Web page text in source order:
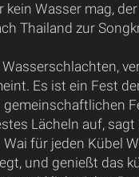
kein Wasser mag,
Thailand zur
Es ist ein Fest
gemeinschaftlichen
Lächeln auf, sagt
für jeden Kübel
und genießt das